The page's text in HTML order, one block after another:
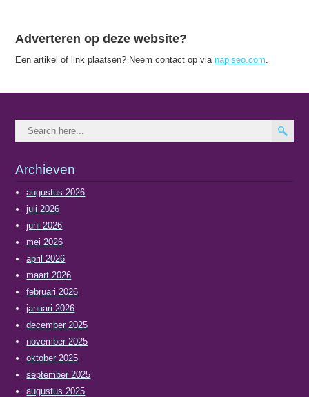
Adverteren op deze website?
Een artikel of link plaatsen? Neem contact op vianapiseo.com
Archieven
augustus 2026
juli 2026
juni 2026
mei 2026
april 2026
maart 2026
februari 2026
januari 2026
december 2025
november 2025
oktober 2025
september 2025
augustus 2025